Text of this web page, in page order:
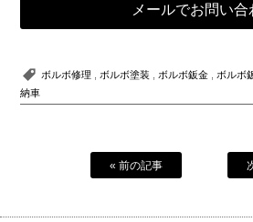
メールでお問い合
ボルボ修理 ボルボ塗装 ボルボ鈑金 ボルボ
納車
« 前の記事